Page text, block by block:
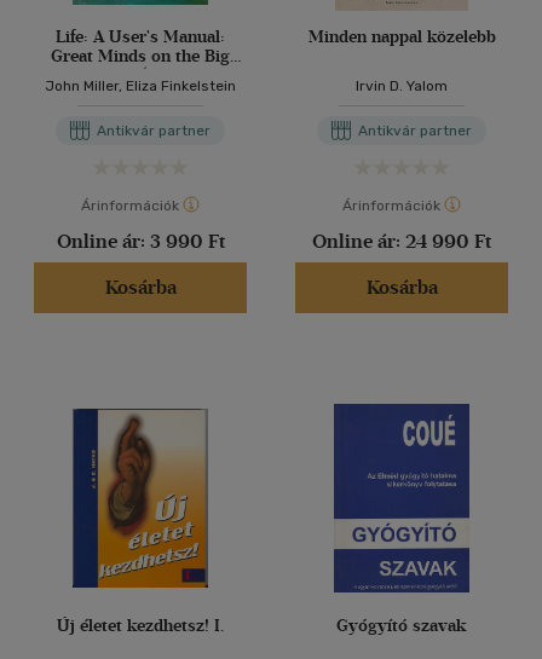
Life: A User's Manual:
Great Minds on the Big
Questions (A könyv a
létezés alapvető kérdéseit
nagy gondolkodóinak
John Miller, Eliza Finkelstein
Antikvár partner
Árinformációk
Online ár: 3 990 Ft
Kosárba
Minden nappal közelebb
Irvin D. Yalom
Antikvár partner
Árinformációk
Online ár: 24 990 Ft
Kosárba
Új életet kezdhetsz! I. Gyógyító szavak